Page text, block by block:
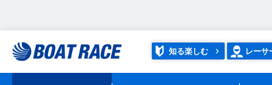
知る楽しむ レーサ